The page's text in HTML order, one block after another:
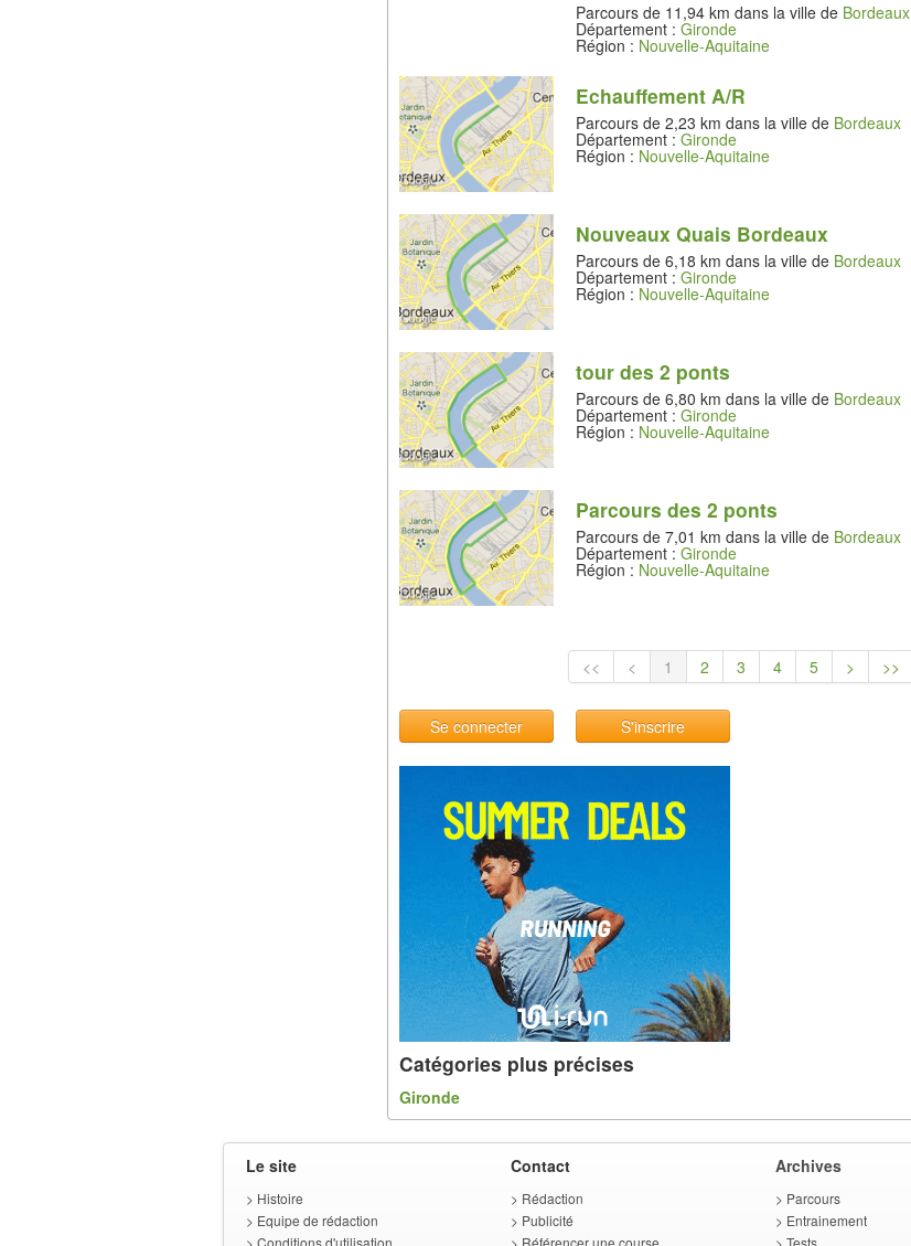
Parcours de 11,94 km dans la ville de Bordeaux
Département : Gironde
Région : Nouvelle-Aquitaine
Echauffement A/R
Parcours de 2,23 km dans la ville de Bordeaux
Département : Gironde
Région : Nouvelle-Aquitaine
Nouveaux Quais Bordeaux
Parcours de 6,18 km dans la ville de Bordeaux
Département : Gironde
Région : Nouvelle-Aquitaine
tour des 2 ponts
Parcours de 6,80 km dans la ville de Bordeaux
Département : Gironde
Région : Nouvelle-Aquitaine
Parcours des 2 ponts
Parcours de 7,01 km dans la ville de Bordeaux
Département : Gironde
Région : Nouvelle-Aquitaine
<< < 1 2 3 4 5 > >>
Se connecter S'inscrire
Catégories plus précises
Gironde
Le site
> Histoire
> Equipe de rédaction
> Conditions d'utilisation
Contact
> Rédaction
> Publicité
> Référencer une course
Archives
> Parcours
> Entrainement
> Tests